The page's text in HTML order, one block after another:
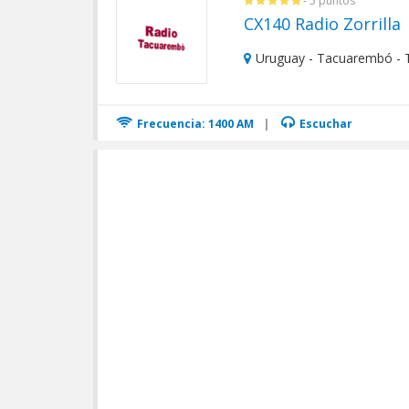
CX140 Radio Zorrilla
Uruguay - Tacuarembó -
Frecuencia: 1400 AM | Escuchar